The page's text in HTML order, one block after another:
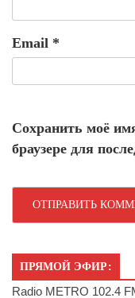
Email *
Сохранить моё
браузере для
ПРЯМОЙ ЭФИР:
Radio METRO 102.4